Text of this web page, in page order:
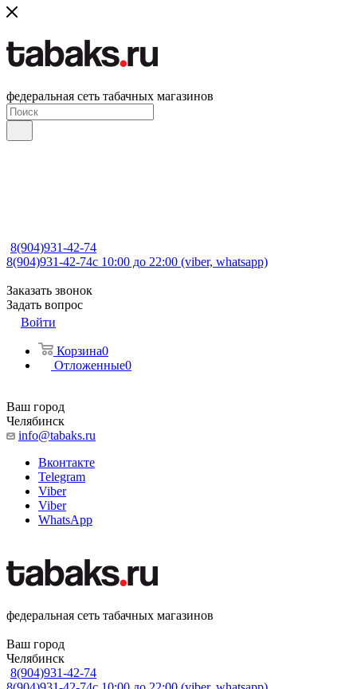
федеральная сеть табачных магазинов
8(904)931-42-74
8(904)931-42-74с 10:00 до 22:00 (viber, whatsapp)
Заказать звонок
Задать вопрос
Войти
Корзина0
Отложенные0
Ваш город
Челябинск
info@tabaks.ru
Вконтакте
Telegram
Viber
Viber
WhatsApp
федеральная сеть табачных магазинов
Ваш город
Челябинск
8(904)931-42-74